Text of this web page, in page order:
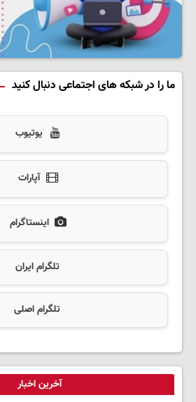
ما را در شبکه های اجتماعی دنبال کنید
یوتیوب
آپارات
اینستاگرام
تلگرام ایران
تلگرام اصلی
آخرین اخبار